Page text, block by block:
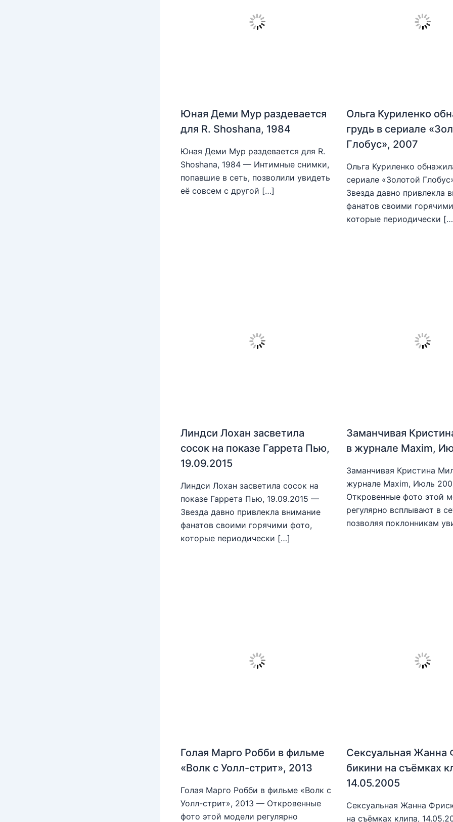
Юная Деми Мур раздевается
для R. Shoshana, 1984
Юная Деми Мур раздевается для R.
Shoshana, 1984 — Интимные снимки,
попавшие в сеть, позволили увидеть
её совсем с другой […]
Ольга Куриленко
грудь в сериале
Глобус», 2007
Ольга Куриленко
сериале «Золотой
Звезда давно привлекла
фанатов своими
которые периодически
Линдси Лохан засветила
сосок на показе Гаррета Пью,
19.09.2015
Линдси Лохан засветила сосок на
показе Гаррета Пью, 19.09.2015 —
Звезда давно привлекла внимание
фанатов своими горячими фото,
которые периодически […]
Заманчивая
в журнале Maxim,
Заманчивая Кристина
журнале Maxim, Июль
Откровенные фото этой
регулярно всплывают в
позволяя поклонникам
Голая Марго Робби в фильме
«Волк с Уолл-стрит», 2013
Голая Марго Робби в фильме «Волк с
Уолл-стрит», 2013 — Откровенные
фото этой модели регулярно
Сексуальная Жанна
бикини на съёмках
14.05.2005
Сексуальная Жанна
на съёмках клипа,